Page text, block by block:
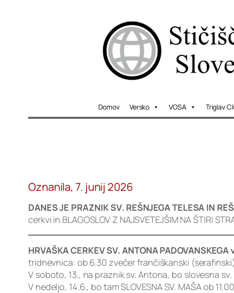
Domov Versko VOSA Triglav
Oznanila, 7. junij 2026
DANES JE PRAZNIK SV. REŠNJEGA TELESA IN
cerkvi in BLAGOSLOV Z NAJSVETEJŠIM NA ŠTIRI
HRVAŠKA CERKEV SV. ANTONA PADOVANSKEGA
tridnevnica: ob 6.30 zvečer frančiškanski
V soboto, 13., na praznik sv. Antona, bo slovesna
V nedeljo, 14.6., bo tam SLOVESNA SV. MAŠA ob